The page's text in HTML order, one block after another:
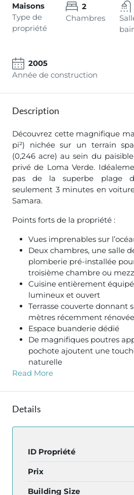
Maisons
Type de
propriété
2
Chambres
2005
Année de construction
Description
Découvrez cette magnifique
pi²) nichée sur un terrain
(0,246 acre) au sein du
privé de Loma Verde.
pas de la superbe plage
seulement 3 minutes en
Samara.
Points forts de la propriété :
Vues imprenables sur
Deux chambres, une salle
plomberie pré-installée
troisième chambre ou
Cuisine entièrement
lumineux et ouvert
Terrasse couverte donnant
mètres récemment
Espace buanderie dédié
De magnifiques poutres
pochote ajoutent une
naturelle
Read More
Details
ID Propriété
Prix
Building Size